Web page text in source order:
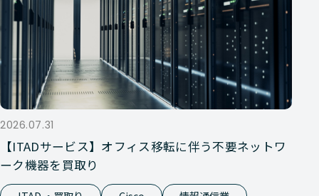
2026.07.31
【ITADサービス】オフィス移転に伴う不要ネットワ
ーク機器を買取り